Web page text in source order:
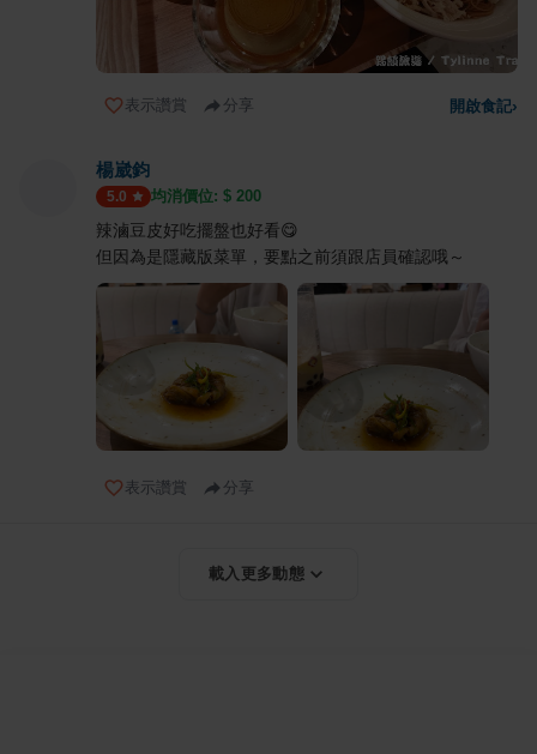
表示讚賞 分享 開啟食記›
楊崴鈞
5.0 均消價位: $ 200
辣滷豆皮好吃擺盤也好看😋
但因為是隱藏版菜單，要點之前須跟店員確認哦～
表示讚賞 分享
載入更多動態